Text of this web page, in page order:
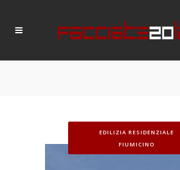
EDILIZIA RESIDENZIALE
FIUMICINO